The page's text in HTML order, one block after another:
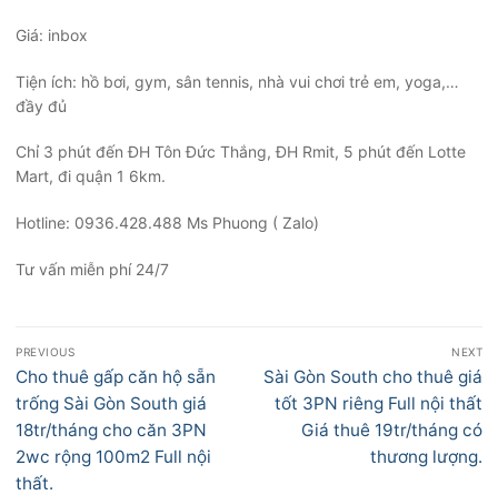
Giá: inbox
Tiện ích: hồ bơi, gym, sân tennis, nhà vui chơi trẻ em, yoga,…
đầy đủ
Chỉ 3 phút đến ĐH Tôn Đức Thắng, ĐH Rmit, 5 phút đến Lotte
Mart, đi quận 1 6km.
Hotline: 0936.428.488 Ms Phuong ( Zalo)
Tư vấn miễn phí 24/7
Điều
hướng
bài
viết
PREVIOUS
Previous
post:
Cho thuê gấp căn hộ sẵn
trống Sài Gòn South giá
18tr/tháng cho căn 3PN
2wc rộng 100m2 Full nội
thất.
NEXT
Next
post:
Sài Gòn South cho thuê giá
tốt 3PN riêng Full nội thất
Giá thuê 19tr/tháng có
thương lượng.